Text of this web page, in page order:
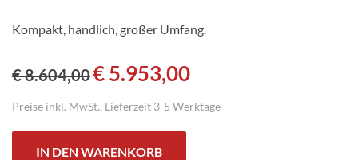
Kompakt, handlich, großer Umfang.
€8.604,00€5.953,00
Preise inkl. MwSt., Lieferzeit 3-5 Werktage
IN DEN WARENKORB